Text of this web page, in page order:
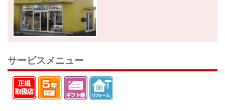
サービスメニュー